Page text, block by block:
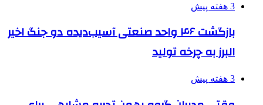
3 هفته پیش
بازگشت ۴۶ واحد صنعتی آسیب‌دیده دو جنگ اخیر
البرز به چرخه تولید
3 هفته پیش